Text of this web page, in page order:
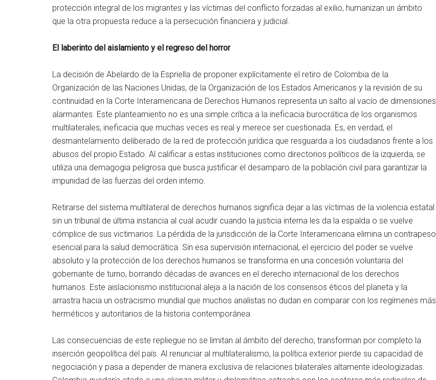
protección integral de los migrantes y las víctimas del conflicto forzadas al exilio, humanizan un ámbito
que la otra propuesta reduce a la persecución financiera y judicial.
El laberinto del aislamiento y el regreso del horror
La decisión de Abelardo de la Espriella de proponer explícitamente el retiro de Colombia de la
Organización de las Naciones Unidas, de la Organización de los Estados Americanos y la revisión de su
continuidad en la Corte Interamericana de Derechos Humanos representa un salto al vacío de dimensiones
alarmantes. Este planteamiento no es una simple crítica a la ineficacia burocrática de los organismos
multilaterales, ineficacia que muchas veces es real y merece ser cuestionada. Es, en verdad, el
desmantelamiento deliberado de la red de protección jurídica que resguarda a los ciudadanos frente a los
abusos del propio Estado. Al calificar a estas instituciones como directorios políticos de la izquierda, se
utiliza una demagogia peligrosa que busca justificar el desamparo de la población civil para garantizar la
impunidad de las fuerzas del orden interno.
Retirarse del sistema multilateral de derechos humanos significa dejar a las víctimas de la violencia estatal
sin un tribunal de última instancia al cual acudir cuando la justicia interna les da la espalda o se vuelve
cómplice de sus victimarios. La pérdida de la jurisdicción de la Corte Interamericana elimina un contrapeso
esencial para la salud democrática. Sin esa supervisión internacional, el ejercicio del poder se vuelve
absoluto y la protección de los derechos humanos se transforma en una concesión voluntaria del
gobernante de turno, borrando décadas de avances en el derecho internacional de los derechos
humanos. Este aislacionismo institucional aleja a la nación de los consensos éticos del planeta y la
arrastra hacia un ostracismo mundial que muchos analistas no dudan en comparar con los regímenes más
herméticos y autoritarios de la historia contemporánea.
Las consecuencias de este repliegue no se limitan al ámbito del derecho; transforman por completo la
inserción geopolítica del país. Al renunciar al multilateralismo, la política exterior pierde su capacidad de
negociación y pasa a depender de manera exclusiva de relaciones bilaterales altamente ideologizadas.